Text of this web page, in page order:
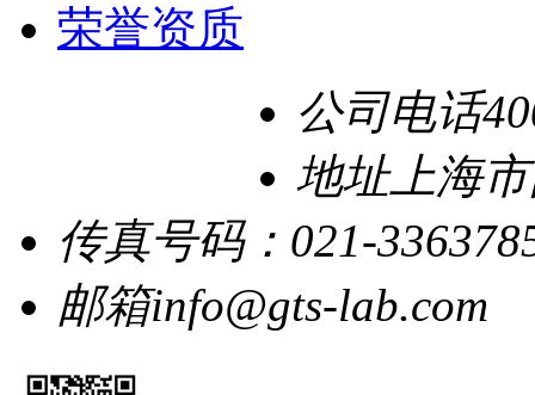
荣誉资质
公司电话
地址上海
传真号码： 021-
邮箱info@gts-lab.com